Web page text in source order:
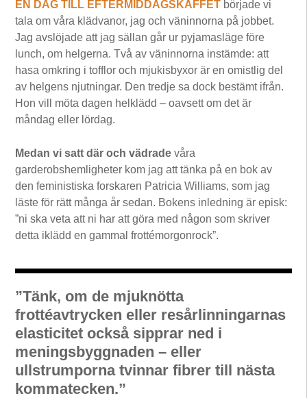
EN DAG TILL EFTERMIDDAGSKAFFET började vi
tala om våra klädvanor, jag och väninnorna på jobbet.
Jag avslöjade att jag sällan går ur pyjamasläge före
lunch, om helgerna. Två av väninnorna instämde: att
hasa omkring i tofflor och mjukisbyxor är en omistlig del
av helgens njutningar. Den tredje sa dock bestämt ifrån.
Hon vill möta dagen helklädd – oavsett om det är
måndag eller lördag.
Medan vi satt där och vädrade våra
garderobshemligheter kom jag att tänka på en bok av
den feministiska forskaren Patricia Williams, som jag
läste för rätt många år sedan. Bokens inledning är episk:
”ni ska veta att ni har att göra med någon som skriver
detta iklädd en gammal frottémorgonrock”.
”Tänk, om de mjuknötta
frottéavtrycken eller resårlinningarnas
elasticitet också sipprar ned i
meningsbyggnaden – eller
ullstrumporna tvinnar fibrer till nästa
kommatecken.”